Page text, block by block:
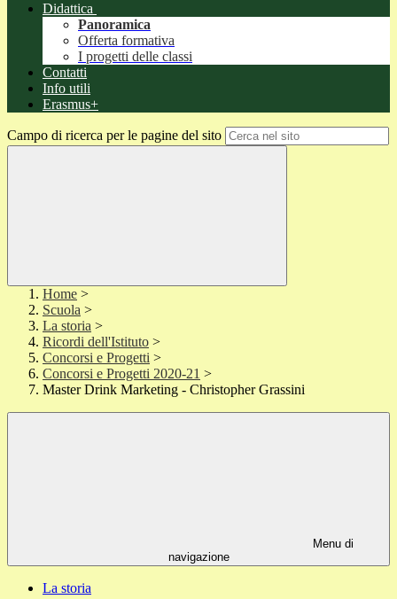
Didattica
Panoramica
Offerta formativa
I progetti delle classi
Contatti
Info utili
Erasmus+
Campo di ricerca per le pagine del sito
Home >
Scuola >
La storia >
Ricordi dell'Istituto >
Concorsi e Progetti >
Concorsi e Progetti 2020-21 >
Master Drink Marketing - Christopher Grassini
Menu di
navigazione
La storia